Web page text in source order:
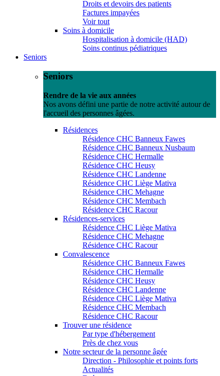
Droits et devoirs des patients
Factures impayées
Voir tout
Soins à domicile
Hospitalisation à domicile (HAD)
Soins continus pédiatriques
Seniors
Seniors
Rendre de la vie aux années
Nos avons défini une partie de notre activité autour de
l'accueil des personnes âgées.
Résidences
Résidence CHC Banneux Fawes
Résidence CHC Banneux Nusbaum
Résidence CHC Hermalle
Résidence CHC Heusy
Résidence CHC Landenne
Résidence CHC Liège Mativa
Résidence CHC Mehagne
Résidence CHC Membach
Résidence CHC Racour
Résidences-services
Résidence CHC Liège Mativa
Résidence CHC Mehagne
Résidence CHC Racour
Convalescence
Résidence CHC Banneux Fawes
Résidence CHC Hermalle
Résidence CHC Heusy
Résidence CHC Landenne
Résidence CHC Liège Mativa
Résidence CHC Membach
Résidence CHC Racour
Trouver une résidence
Par type d'hébergement
Près de chez vous
Notre secteur de la personne âgée
Direction - Philosophie et points forts
Actualités